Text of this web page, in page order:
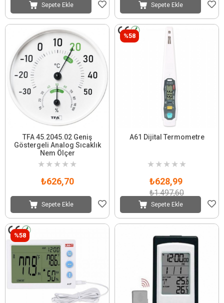
Sepete Ekle Sepete Ekle
TFA 45.2045.02 Geniş
Göstergeli Analog Sıcaklık
Nem Ölçer
★ ★ ★ ★ ★
₺626,70
Sepete Ekle
A61 Dijital Termometre
★ ★ ★ ★ ★
₺628,99
₺1.497,60
Sepete Ekle
%58
%58